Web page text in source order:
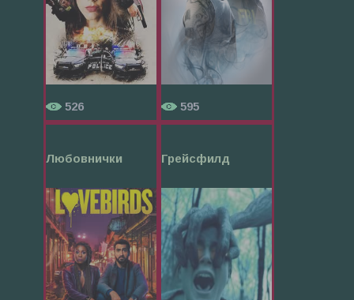
526 595
Любовнички Грейсфилд